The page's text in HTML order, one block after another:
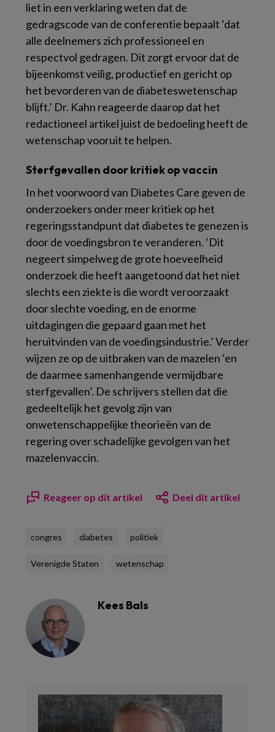
liet in een verklaring weten dat de
gedragscode van de conferentie bepaalt ‘dat
alle deelnemers zich professioneel en
respectvol gedragen. Dit zorgt ervoor dat de
bijeenkomst veilig, productief en gericht op
het bevorderen van de diabeteswetenschap
blijft.’ Dr. Kahn reageerde daarop dat het
redactioneel artikel juist de bedoeling heeft de
wetenschap vooruit te helpen.
Sterfgevallen door kritiek op vaccin
In het voorwoord van Diabetes Care geven de
onderzoekers onder meer kritiek op het
regeringsstandpunt dat diabetes te genezen is
door de voedingsbron te veranderen. ‘Dit
negeert simpelweg de grote hoeveelheid
onderzoek die heeft aangetoond dat het niet
slechts een ziekte is die wordt veroorzaakt
door slechte voeding, en de enorme
uitdagingen die gepaard gaan met het
heruitvinden van de voedingsindustrie.’ Verder
wijzen ze op de uitbraken van de mazelen ‘en
de daarmee samenhangende vermijdbare
sterfgevallen’. De schrijvers stellen dat die
gedeeltelijk het gevolg zijn van
onwetenschappelijke theorieën van de
regering over schadelijke gevolgen van het
mazelenvaccin.
Reageer op dit artikel Deel dit artikel
congres diabetes politiek
Verenigde Staten wetenschap
Kees Bals